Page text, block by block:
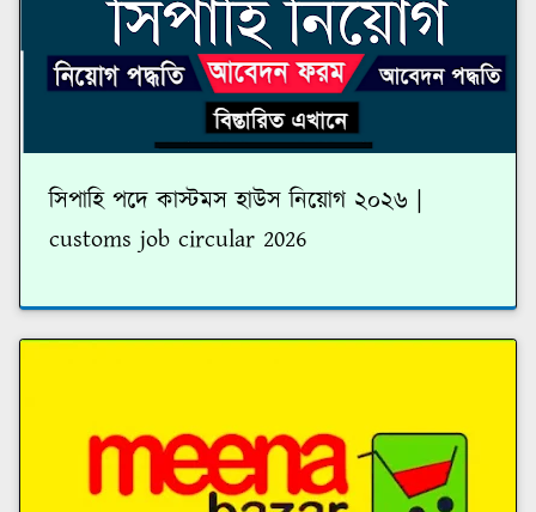
সিপাহি পদে কাস্টমস হাউস নিয়োগ ২০২৬ |
customs job circular 2026